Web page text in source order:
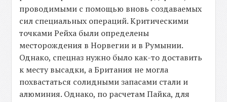
проводимыми с помощью вновь создаваемых
сил специальных операций. Критическими
точками Рейха были определены
месторождения в Норвегии и в Румынии.
Однако, спецназ нужно было как-то доставить
к месту высадки, а Британия не могла
похвастаться солидными запасами стали и
алюминия. Однако, по расчетам Пайка, для